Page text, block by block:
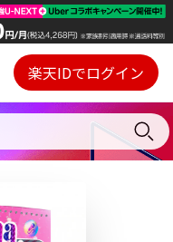
Webプレイヤー
ご契約内容の確認・変更
楽天IDでログイン